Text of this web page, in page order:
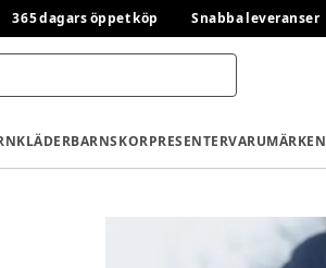
365 dagars öppet köp Snabba leveranser
BARNSKORPRESENTERVARUMÄRKEN